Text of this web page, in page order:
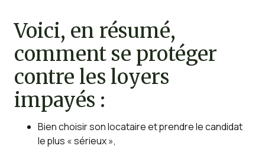
Voici, en résumé,
comment se protéger
contre les loyers
impayés :
Bien choisir son locataire et prendre le candidat
le plus « sérieux »,